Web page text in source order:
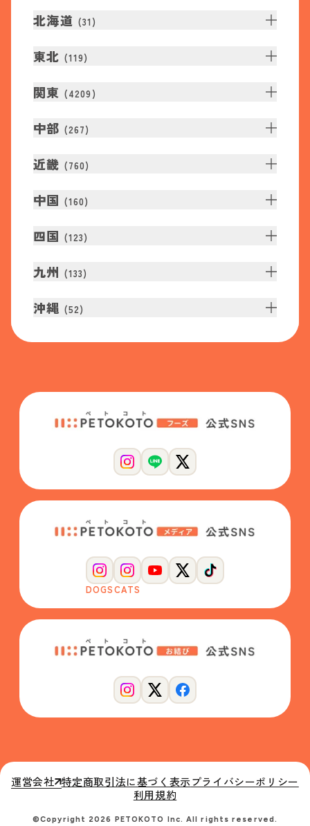
北海道 (31 )
東北 (119)
関東 (4209 )
中部 (267)
近畿 (760)
中国 (160)
四国 (123)
九州 (133)
沖縄 (52)
DOGSCATS
運営会社 特定商取引法に基づく表示プライバシーポリシー
利用規約
©Copyright 2026 PETOKOTO Inc. All rights reserved.